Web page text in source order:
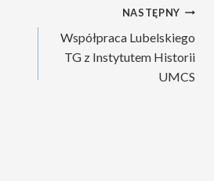
NASTĘPNY
Współpraca Lubelskiego
TG z Instytutem Historii
UMCS